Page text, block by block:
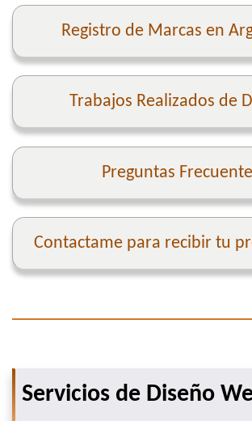
Registro de Marcas en
Trabajos Realizados de
Preguntas
Contactame para recibir tu
Servicios de Diseño